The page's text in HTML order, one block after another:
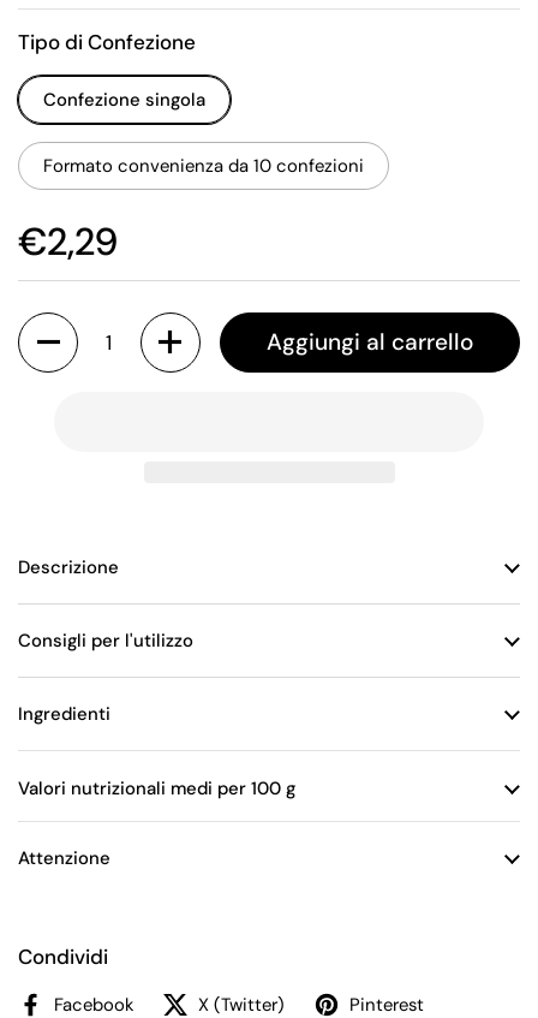
Tipo di Confezione
Confezione singola
Formato convenienza da 10 confezioni
€2,29
Quantità
Aggiungi al carrello
Descrizione
Consigli per l'utilizzo
Ingredienti
Valori nutrizionali medi per 100 g
Attenzione
Condividi
Facebook X (Twitter) Pinterest